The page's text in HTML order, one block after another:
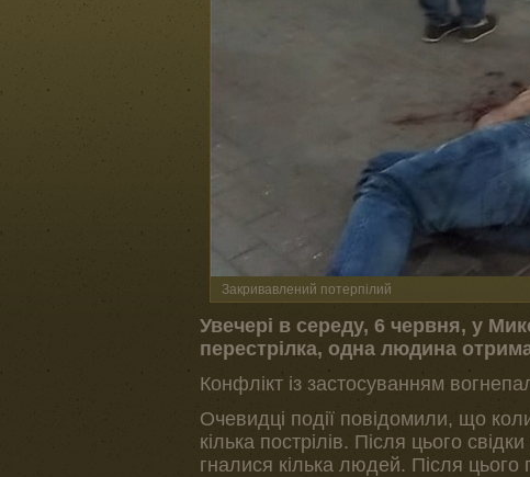
Закривавлений потерпілий
Увечері в середу, 6 червня, у
перестрілка, одна людина
Конфлікт із застосуванням
Очевидці події повідомили, що
кілька пострілів. Після цього
гналися кілька людей. Після цього